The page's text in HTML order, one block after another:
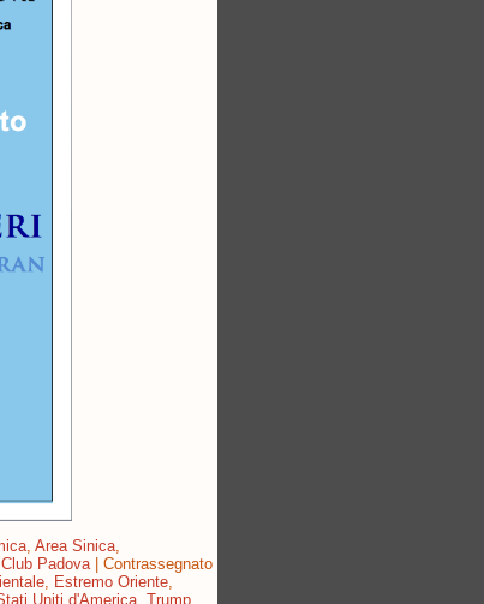
, Area Sinica,
Padova| Contrassegnato
, Estremo Oriente,
Uniti d'America, Trump,